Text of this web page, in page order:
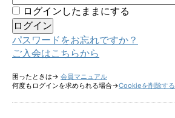
ログインしたままにする
パスワードをお忘れですか？
ご入会はこちらから
困ったときは→ 会員マニュアル
何度もログインを求められる場合→Cookieを削除する